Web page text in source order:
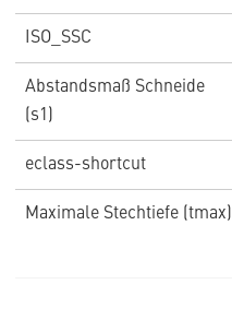
ISO_SSC
Abstandsmaß Schneide
(s1)
eclass-shortcut
Maximale Stechtiefe (tmax)